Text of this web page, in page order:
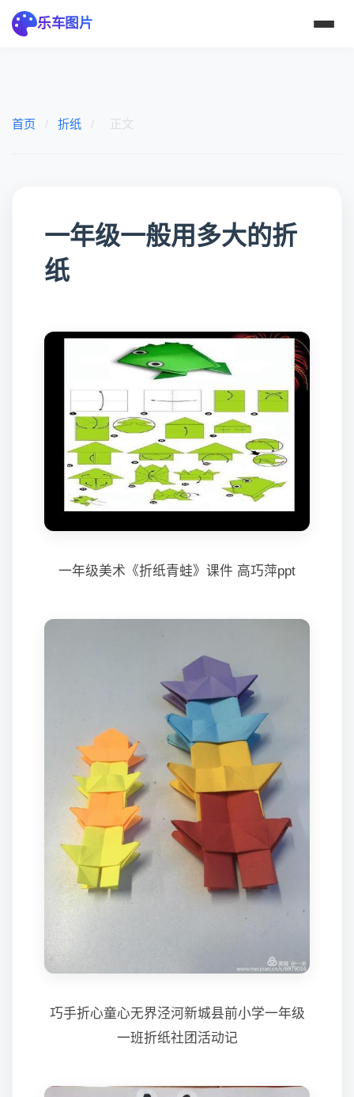
乐车图片
首页 / 折纸 / 正文
一年级一般用多大的折
纸
一年级美术《折纸青蛙》课件 高巧萍ppt
巧手折心童心无界泾河新城县前小学一年级
一班折纸社团活动记